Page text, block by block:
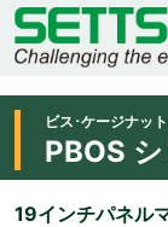
ビス･ケージナッ
PBOS
19インチパネル